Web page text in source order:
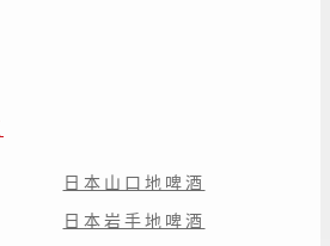
日本山口地啤酒
日本岩手地啤酒